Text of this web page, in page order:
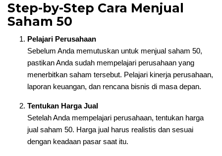
Step-by-Step Cara Menjual
Saham 50
Pelajari Perusahaan
Sebelum Anda memutuskan untuk menjual saham 50,
pastikan Anda sudah mempelajari perusahaan yang
menerbitkan saham tersebut. Pelajari kinerja perusahaan,
laporan keuangan, dan rencana bisnis di masa depan.
Tentukan Harga Jual
Setelah Anda mempelajari perusahaan, tentukan harga
jual saham 50. Harga jual harus realistis dan sesuai
dengan keadaan pasar saat itu.